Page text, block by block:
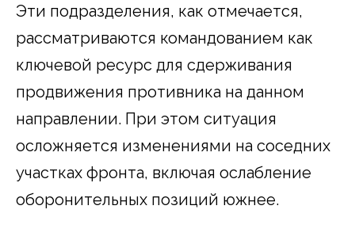
Эти подразделения, как отмечается,
рассматриваются командованием как
ключевой ресурс для сдерживания
продвижения противника на данном
направлении. При этом ситуация
осложняется изменениями на соседних
участках фронта, включая ослабление
оборонительных позиций южнее.